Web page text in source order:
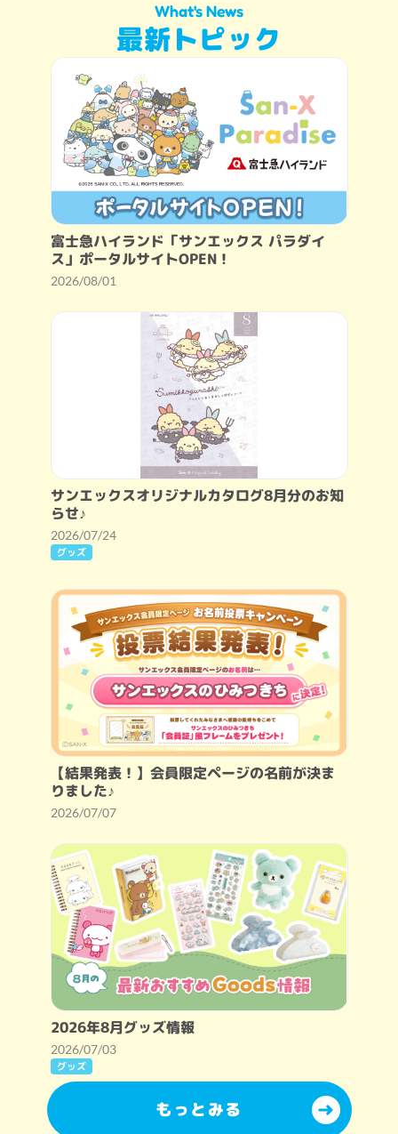
What's News
最新トピック
富士急ハイランド「サンエックス パラダイ
ス」ポータルサイトOPEN！
2026/08/01
サンエックスオリジナルカタログ8月分のお知
らせ♪
2026/07/24
グッズ
【結果発表！】会員限定ページの名前が決ま
りました♪
2026/07/07
2026年8月グッズ情報
2026/07/03
グッズ
もっとみる